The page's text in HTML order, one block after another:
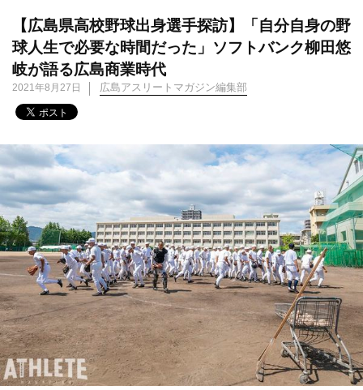
【広島県高校野球出身選手探訪】「自分自身の野
球人生で必要な時間だった」ソフトバンク柳田悠
岐が語る広島商業時代
2021年8月27日 広島アスリートマガジン編集部